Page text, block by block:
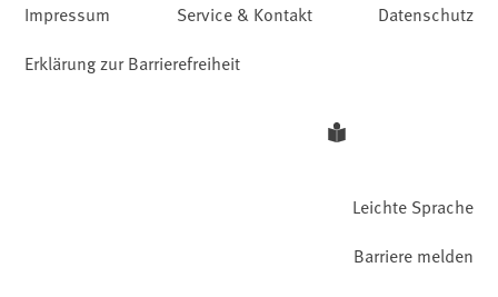
Impressum Service & Kontakt
Datenschutz
Erklärung zur Barrierefreiheit
Leichte Sprache
Barriere melden